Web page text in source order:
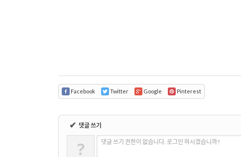
Facebook Twitter Google Pinterest
✔ 댓글 쓰기
? 댓글 쓰기 권한이 없습니다. 로그인 하시겠습니까?